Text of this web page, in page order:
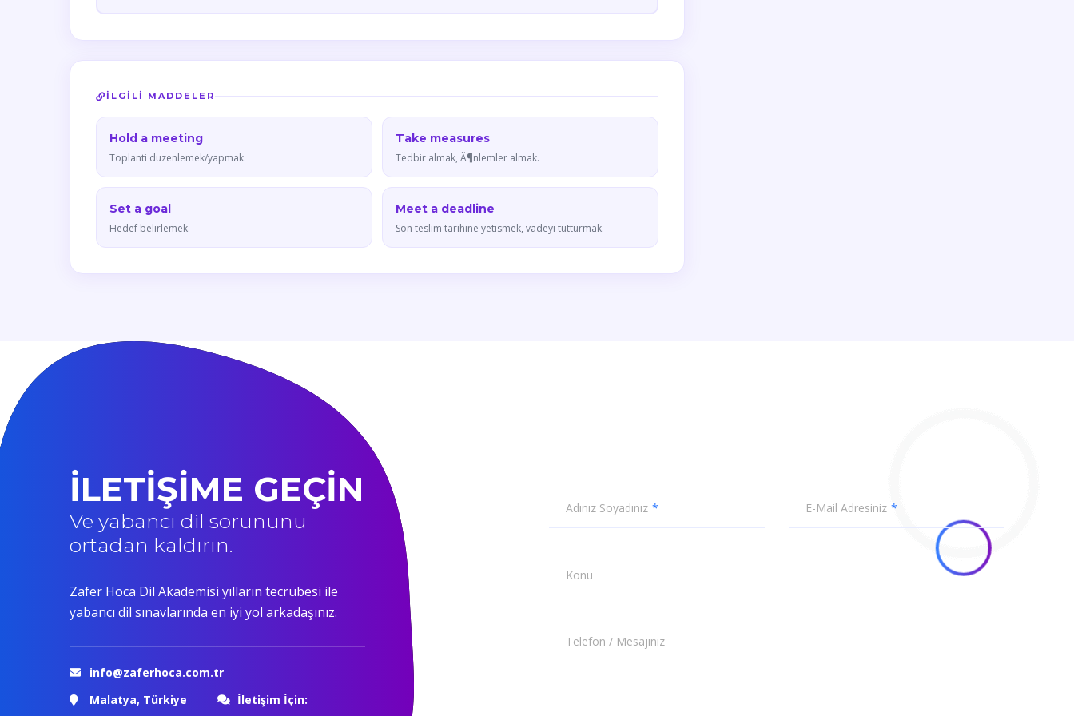
İLGILI MADDELER
Hold a meeting
Toplanti duzenlemek/yapmak.
Take measures
Tedbir almak, Ã¶nlemler almak.
Set a goal
Hedef belirlemek.
Meet a deadline
Son teslim tarihine yetismek, vadeyi tutturmak.
İLETİŞİME GEÇİN
Ve yabancı dil sorununu
ortadan kaldırın.
Zafer Hoca Dil Akademisi yılların tecrübesi ile
yabancı dil sınavlarında en iyi yol arkadaşınız.
info@zaferhoca.com.tr
Malatya, Türkiye
İletişim İçin:
Adınız Soyadınız E-Mail Adresiniz
Konu
Telefon / Mesajınız